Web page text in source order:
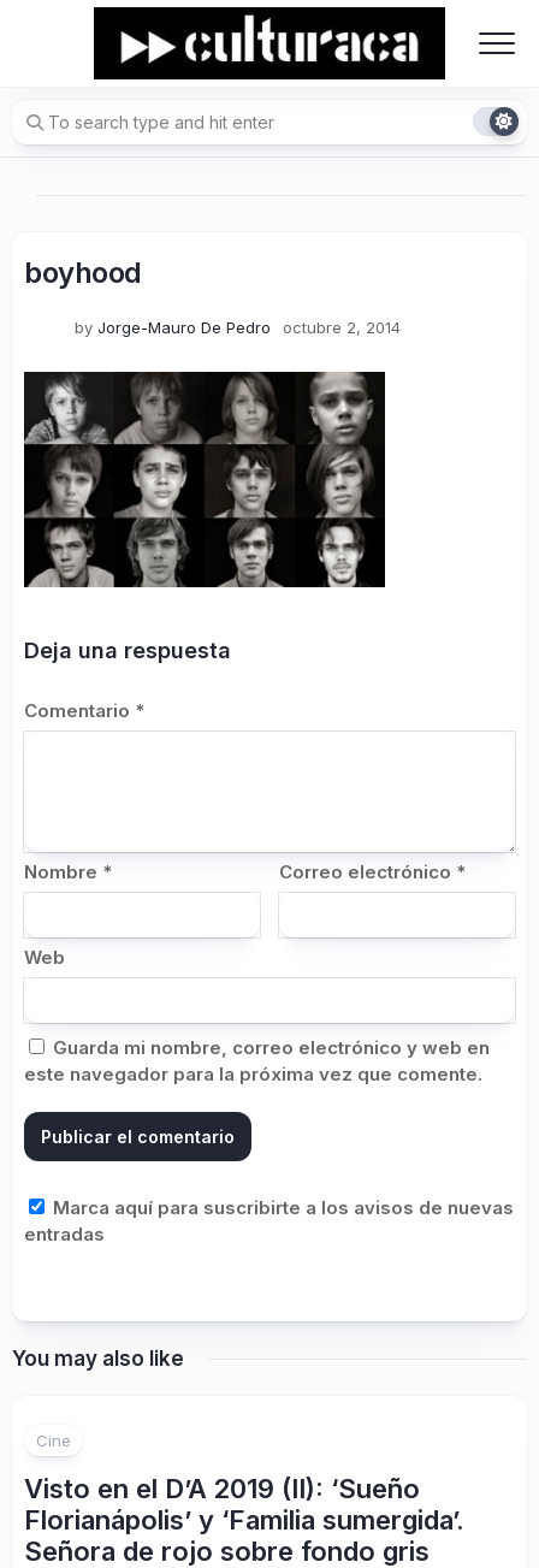
boyhood
by Jorge-Mauro De Pedro octubre 2, 2014
Deja una respuesta
Comentario *
Nombre * Correo electrónico *
Web
Guarda mi nombre, correo electrónico y web en
este navegador para la próxima vez que comente.
Marca aquí para suscribirte a los avisos de nuevas
entradas
You may also like
Cine
Visto en el D’A 2019 (II): ‘Sueño
Florianápolis’ y ‘Familia sumergida’.
Señora de rojo sobre fondo gris